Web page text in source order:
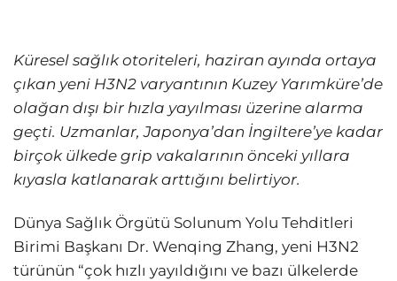
Küresel sağlık otoriteleri, haziran ayında ortaya
çıkan yeni H3N2 varyantının Kuzey Yarımküre’de
olağan dışı bir hızla yayılması üzerine alarma
geçti. Uzmanlar, Japonya’dan İngiltere’ye kadar
birçok ülkede grip vakalarının önceki yıllara
kıyasla katlanarak arttığını belirtiyor.
Dünya Sağlık Örgütü Solunum Yolu Tehditleri
Birimi Başkanı Dr. Wenqing Zhang, yeni H3N2
türünün “çok hızlı yayıldığını ve bazı ülkelerde